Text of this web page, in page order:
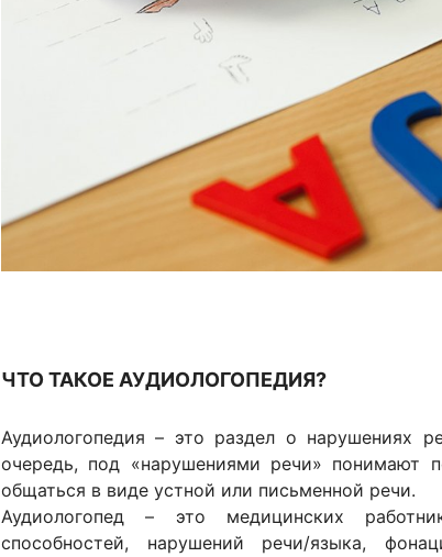
ЧТО ТАКОЕ АУДИОЛОГОПЕДИЯ?
Аудиологопедия – это раздел о нарушениях
очередь, под «нарушениями речи» понимают
общаться в виде устной или письменной речи.
Аудиологопед – это медицинских
способностей, нарушений речи/языка,